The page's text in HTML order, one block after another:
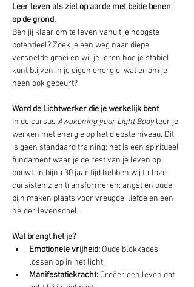
Leer leven als ziel op aarde met beide benen
op de grond.
Ben jij klaar om te leven vanuit je hoogste
potentieel? Zoek je een weg naar diepe,
versnelde groei en wil je leren hoe je stabiel
kunt blijven in je eigen energie, wat er om je
heen ook gebeurt?
Word de Lichtwerker die je werkelijk bent
In de cursus Awakening your Light Body leer je
werken met energie op het diepste niveau. Dit
is geen standaard training; het is een spiritueel
fundament waar je de rest van je leven op
bouwt. In bijna 30 jaar tijd hebben wij talloze
cursisten zien transformeren: angst en oude
pijn maken plaats voor vreugde, liefde en een
helder levensdoel.
Wat brengt het je?
Emotionele vrijheid: Oude blokkades
lossen op in het licht.
Manifestatiekracht: Creëer een leven dat